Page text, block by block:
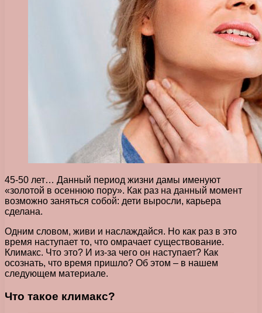
45-50 лет… Данный период жизни дамы именуют
«золотой в осеннюю пору». Как раз на данный момент
возможно заняться собой: дети выросли, карьера
сделана.
Одним словом, живи и наслаждайся. Но как раз в это
время наступает то, что омрачает существование.
Климакс. Что это? И из-за чего он наступает? Как
осознать, что время пришло? Об этом – в нашем
следующем материале.
Что такое климакс?